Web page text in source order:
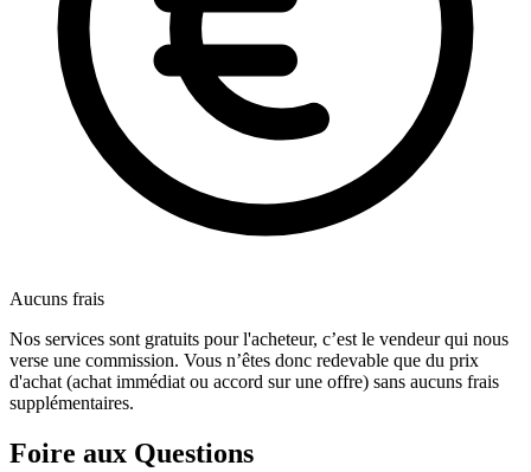
Aucuns frais
Nos services sont gratuits pour l'acheteur, c’est le vendeur qui nous
verse une commission. Vous n’êtes donc redevable que du prix
d'achat (achat immédiat ou accord sur une offre) sans aucuns frais
supplémentaires.
Foire aux Questions